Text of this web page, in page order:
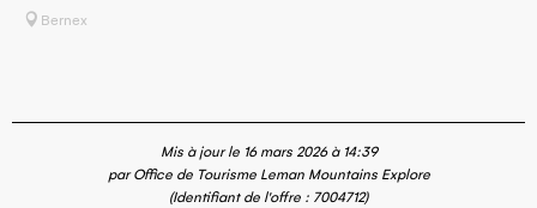
Bernex
Mis à jour le 16 mars 2026 à 14:39
par Office de Tourisme Leman Mountains Explore
(Identifiant de l'offre : 7004712)